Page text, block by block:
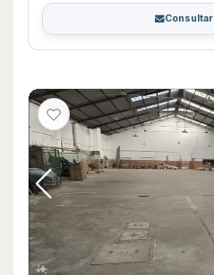
Consultar